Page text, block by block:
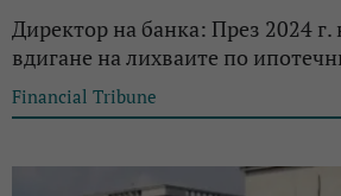
Директор на банка: През 2024 г.
вдигане на лихваите по
Financial Tribune